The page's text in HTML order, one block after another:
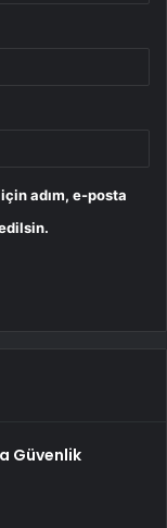
adım, e-posta
Güvenlik